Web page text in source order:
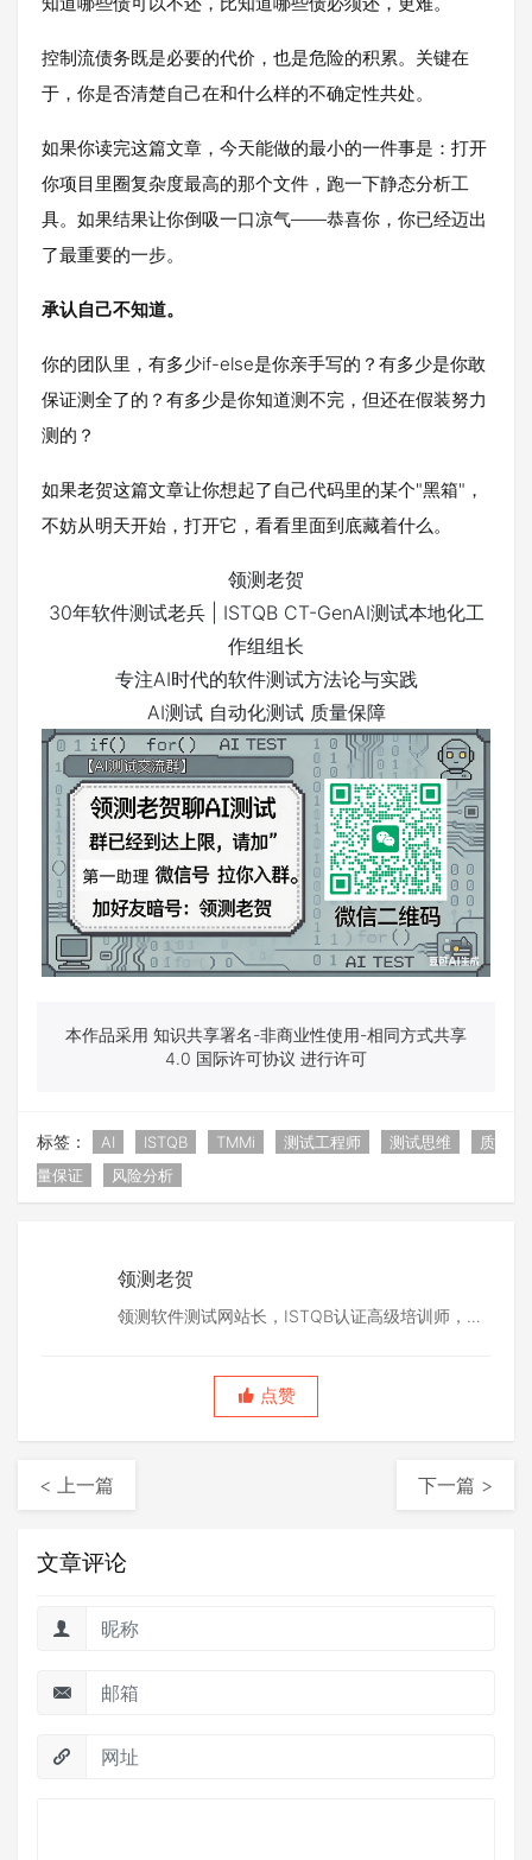
控制流债务既是必要的代价，也是危险的积累。关键在
于，你是否清楚自己在和什么样的不确定性共处。
如果你读完这篇文章，今天能做的最小的一件事是：打开
你项目里圈复杂度最高的那个文件，跑一下静态分析工
具。如果结果让你倒吸一口凉气——恭喜你，你已经迈出
了最重要的一步。
承认自己不知道。
你的团队里，有多少if-else是你亲手写的？有多少是你敢
保证测全了的？有多少是你知道测不完，但还在假装努力
测的？
如果老贺这篇文章让你想起了自己代码里的某个"黑箱"，
不妨从明天开始，打开它，看看里面到底藏着什么。
领测老贺
30年软件测试老兵 | ISTQB CT-GenAI测试本地化工
作组组长
专注AI时代的软件测试方法论与实践
AI测试 自动化测试 质量保障
本作品采用 知识共享署名-非商业性使用-相同方式共享
4.0 国际许可协议 进行许可
标签： AI ISTQB TMMi 测试工程师 测试思维
质
量保证
风险分析
领测老贺
领测软件测试网站长，ISTQB认证高级培训师，
测老贺聊软件测试制造者。
点赞
< 上一篇 下一篇 >
文章评论